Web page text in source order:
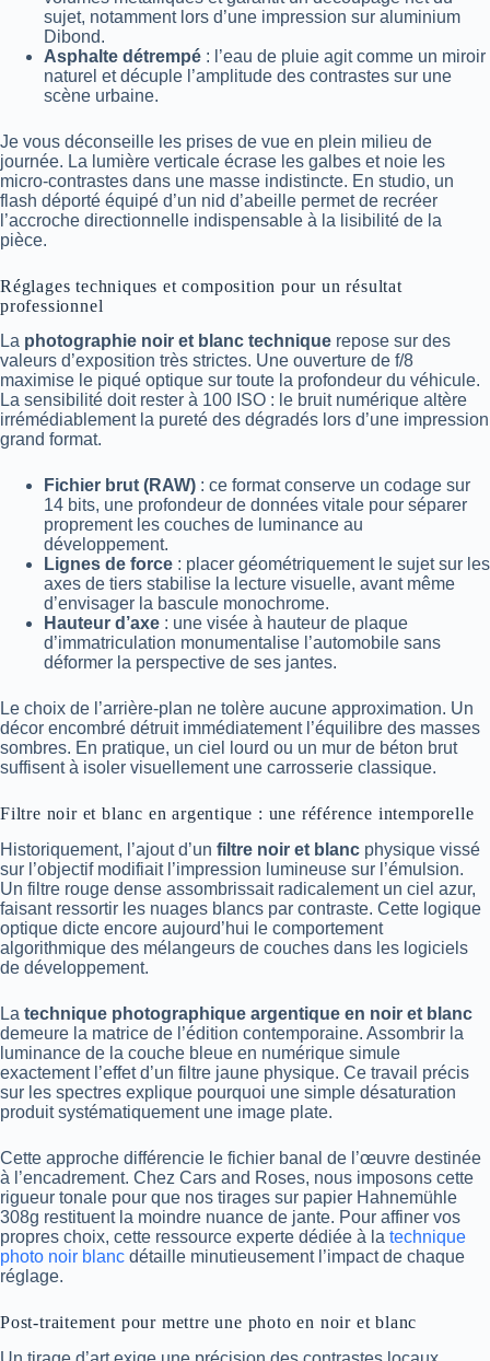
sujet, notamment lors d’une impression sur aluminium
Dibond.
Asphalte détrempé : l’eau de pluie agit comme un miroir
naturel et décuple l’amplitude des contrastes sur une
scène urbaine.
Je vous déconseille les prises de vue en plein milieu de
journée. La lumière verticale écrase les galbes et noie les
micro-contrastes dans une masse indistincte. En studio, un
flash déporté équipé d’un nid d’abeille permet de recréer
l’accroche directionnelle indispensable à la lisibilité de la
pièce.
Réglages techniques et composition pour un résultat
professionnel
La photographie noir et blanc technique repose sur des
valeurs d’exposition très strictes. Une ouverture de f/8
maximise le piqué optique sur toute la profondeur du véhicule.
La sensibilité doit rester à 100 ISO : le bruit numérique altère
irrémédiablement la pureté des dégradés lors d’une impression
grand format.
Fichier brut (RAW) : ce format conserve un codage sur
14 bits, une profondeur de données vitale pour séparer
proprement les couches de luminance au
développement.
Lignes de force : placer géométriquement le sujet sur les
axes de tiers stabilise la lecture visuelle, avant même
d’envisager la bascule monochrome.
Hauteur d’axe : une visée à hauteur de plaque
d’immatriculation monumentalise l’automobile sans
déformer la perspective de ses jantes.
Le choix de l’arrière-plan ne tolère aucune approximation. Un
décor encombré détruit immédiatement l’équilibre des masses
sombres. En pratique, un ciel lourd ou un mur de béton brut
suffisent à isoler visuellement une carrosserie classique.
Filtre noir et blanc en argentique : une référence intemporelle
Historiquement, l’ajout d’un filtre noir et blanc physique vissé
sur l’objectif modifiait l’impression lumineuse sur l’émulsion.
Un filtre rouge dense assombrissait radicalement un ciel azur,
faisant ressortir les nuages blancs par contraste. Cette logique
optique dicte encore aujourd’hui le comportement
algorithmique des mélangeurs de couches dans les logiciels
de développement.
La technique photographique argentique en noir et blanc
demeure la matrice de l’édition contemporaine. Assombrir la
luminance de la couche bleue en numérique simule
exactement l’effet d’un filtre jaune physique. Ce travail précis
sur les spectres explique pourquoi une simple désaturation
produit systématiquement une image plate.
Cette approche différencie le fichier banal de l’œuvre destinée
à l’encadrement. Chez Cars and Roses, nous imposons cette
rigueur tonale pour que nos tirages sur papier Hahnemühle
308g restituent la moindre nuance de jante. Pour affiner vos
propres choix, cette ressource experte dédiée à la technique
photo noir blanc détaille minutieusement l’impact de chaque
réglage.
Post-traitement pour mettre une photo en noir et blanc